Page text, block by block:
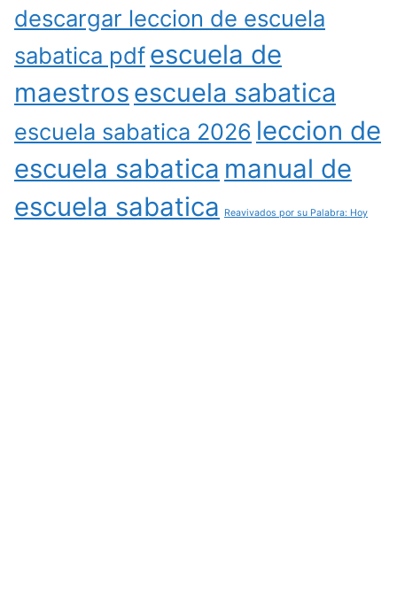
descargar leccion de escuela
sabatica pdfescuela de
maestros escuela sabatica
escuela sabatica 2026 leccion de
escuela sabatica manual de
escuela sabatica
Reavivados por su Palabra: Hoy